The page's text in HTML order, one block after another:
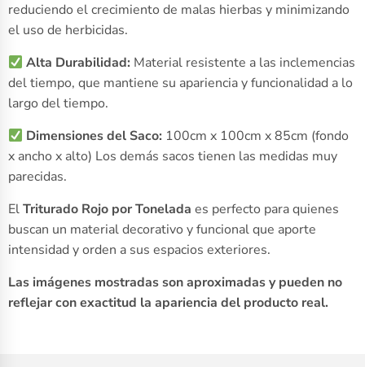
reduciendo el crecimiento de malas hierbas y minimizando
el uso de herbicidas.
Alta Durabilidad: Material resistente a las inclemencias
del tiempo, que mantiene su apariencia y funcionalidad a lo
largo del tiempo.
Dimensiones del Saco: 100cm x 100cm x 85cm (fondo
x ancho x alto) Los demás sacos tienen las medidas muy
parecidas.
ElTriturado Rojo por Tonelada es perfecto para quienes
buscan un material decorativo y funcional que aporte
intensidad y orden a sus espacios exteriores.
Las imágenes mostradas son aproximadas y pueden no
reflejar con exactitud la apariencia del producto real.